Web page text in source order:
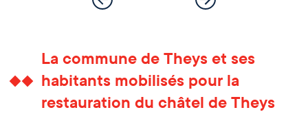
La commune de Theys et ses
habitants mobilisés pour la
restauration du châtel de Theys